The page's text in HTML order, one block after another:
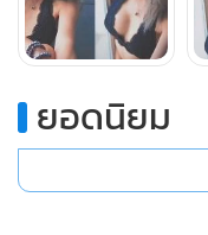
ยอดนิยม